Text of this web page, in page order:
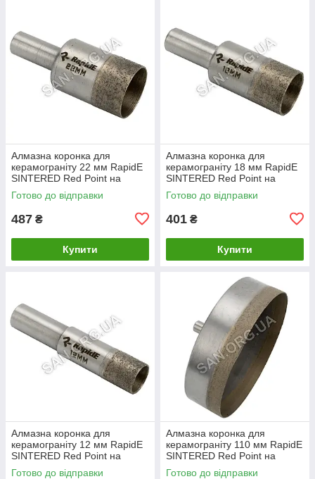
Алмазна коронка для
керамограніту 22 мм RapidE
SINTERED Red Point на
Дриль
Готово до відправки
487 ₴
Купити
Алмазна коронка для
керамограніту 18 мм RapidE
SINTERED Red Point на
Дриль
Готово до відправки
401 ₴
Купити
Алмазна коронка для
керамограніту 12 мм RapidE
SINTERED Red Point на
Дриль
Готово до відправки
Алмазна коронка для
керамограніту 110 мм RapidE
SINTERED Red Point на
Дриль
Готово до відправки